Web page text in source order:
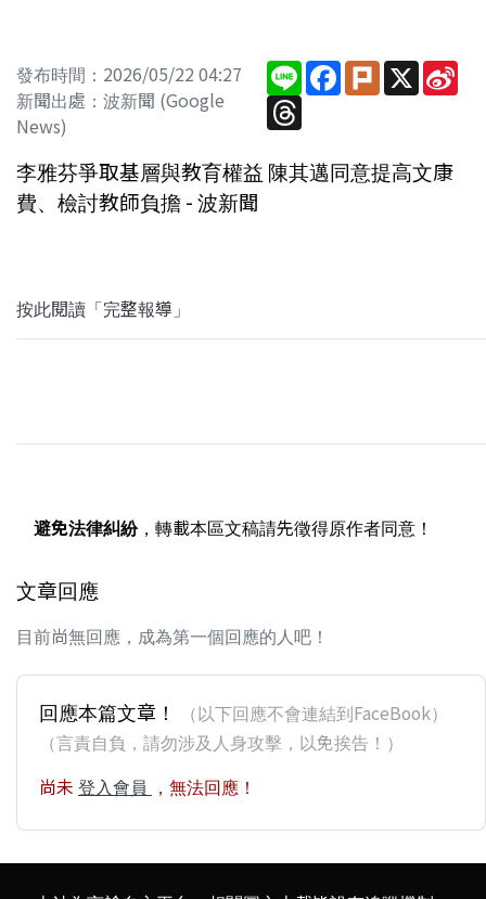
發布時間：2026/05/22 04:27
新聞出處：波新聞 (Google
News)
Line Facebook
PlurkX
Threads
李雅芬爭取基層與教育權益 陳其邁同意提高文康
費、檢討教師負擔 - 波新聞
按此閱讀「完整報導」
避免法律糾紛，轉載本區文稿請先徵得原作者同意！
文章回應
目前尚無回應，成為第一個回應的人吧！
回應本篇文章！
（以下回應不會連結到FaceBook）
（言責自負，請勿涉及人身攻擊，以免挨告！）
尚未 登入會員 ，無法回應！